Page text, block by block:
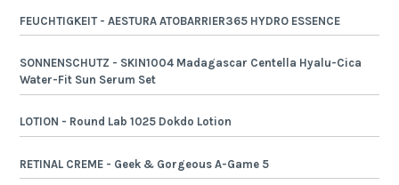
FEUCHTIGKEIT - AESTURA ATOBARRIER365 HYDRO ESSENCE
SONNENSCHUTZ - SKIN1004 Madagascar Centella Hyalu-Cica
Water-Fit Sun Serum Set
LOTION - Round Lab 1025 Dokdo Lotion
RETINAL CREME - Geek & Gorgeous A-Game 5